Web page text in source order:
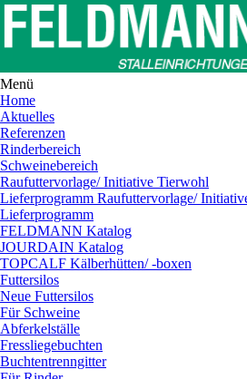
Menü
Home
Aktuelles
Referenzen
Rinderbereich
Schweinebereich
Raufuttervorlage/ Initiative Tierwohl
Lieferprogramm Raufuttervorlage/
Lieferprogramm
FELDMANN Katalog
JOURDAIN Katalog
TOPCALF Kälberhütten/ -boxen
Futtersilos
Neue Futtersilos
Für Schweine
Abferkelställe
Fressliegebuchten
Buchtentrenngitter